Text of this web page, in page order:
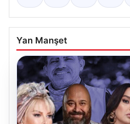
Yan Manşet